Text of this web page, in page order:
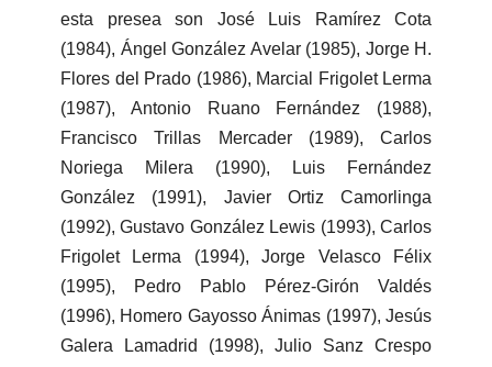
esta presea son José Luis Ramírez Cota
(1984), Ángel González Avelar (1985), Jorge H.
Flores del Prado (1986), Marcial Frigolet Lerma
(1987), Antonio Ruano Fernández (1988),
Francisco Trillas Mercader (1989), Carlos
Noriega Milera (1990), Luis Fernández
González (1991), Javier Ortiz Camorlinga
(1992), Gustavo González Lewis (1993), Carlos
Frigolet Lerma (1994), Jorge Velasco Félix
(1995), Pedro Pablo Pérez-Girón Valdés
(1996), Homero Gayosso Ánimas (1997), Jesús
Galera Lamadrid (1998), Julio Sanz Crespo